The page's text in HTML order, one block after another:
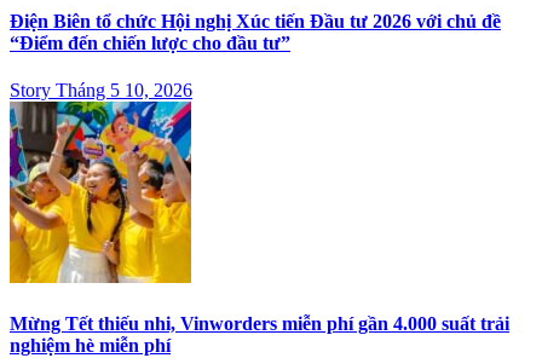
Điện Biên tổ chức Hội nghị Xúc tiến Đầu tư 2026 với chủ đề
“Điểm đến chiến lược cho đầu tư”
Story Tháng 5 10, 2026
Mừng Tết thiếu nhi, Vinworders miễn phí gần 4.000 suất trải
nghiệm hè miễn phí